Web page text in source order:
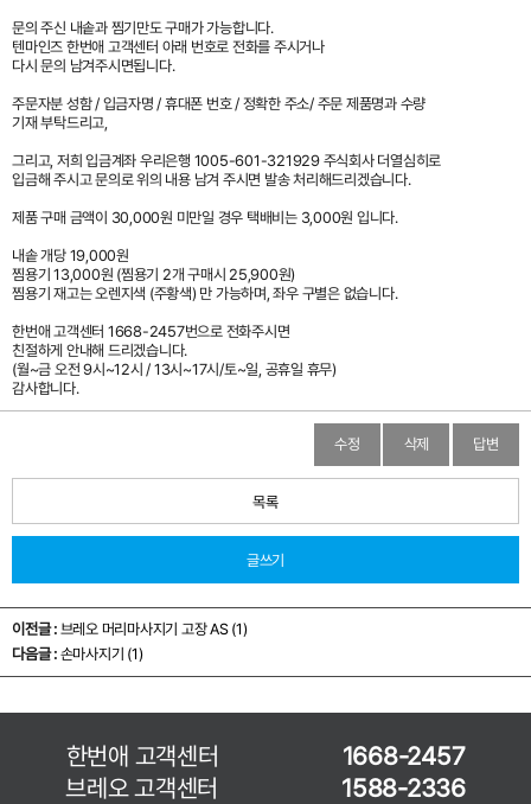
문의 주신 내솥과 찜기만도 구매가 가능합니다.
텐마인즈 한번애 고객센터 아래 번호로 전화를 주시거나
다시 문의 남겨주시면됩니다.
주문자분 성함 / 입금자명 / 휴대폰 번호 / 정확한 주소/ 주문 제품명과 수량
기재 부탁드리고,
그리고, 저희 입금계좌 우리은행 1005-601-321929 주식회사 더열심히로
입금해 주시고 문의로 위의 내용 남겨 주시면 발송 처리해드리겠습니다.
제품 구매 금액이 30,000원 미만일 경우 택배비는 3,000원 입니다.
내솥 개당 19,000원
찜용기 13,000원 (찜용기 2개 구매시 25,900원)
찜용기 재고는 오렌지색 (주황색) 만 가능하며, 좌우 구별은 없습니다.
한번애 고객센터 1668-2457번으로 전화주시면
친절하게 안내해 드리겠습니다.
(월~금 오전 9시~12시 / 13시~17시/토~일, 공휴일 휴무)
감사합니다.
수정 삭제 답변
목록
글쓰기
이전글 : 브레오 머리마사지기 고장 AS (1)
다음글 : 손마사지기 (1)
한번애 고객센터
1668-2457
브레오 고객센터
1588-2336